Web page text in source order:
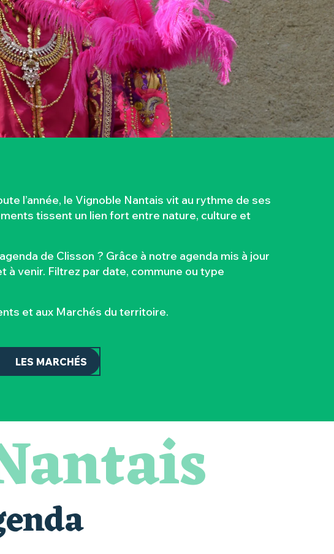
l’année, le Vignoble Nantais vit au rythme de ses
tissent un lien fort entre nature, culture et
de Clisson ? Grâce à notre agenda mis à jour
à venir. Filtrez par date, commune ou type
et aux Marchés du territoire.
LES MARCHÉS